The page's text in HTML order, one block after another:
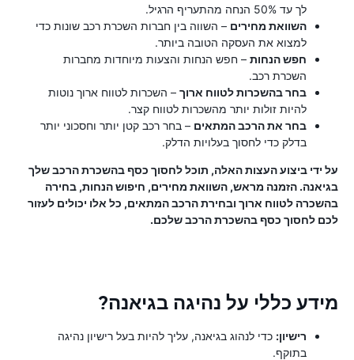
לך עד 50% הנחה מהתעריף הרגיל.
השוואת מחירים – השווה בין חברות השכרת רכב שונות כדי
למצוא את העסקה הטובה ביותר.
חפש הנחות – חפש הנחות והצעות מיוחדות מחברות
השכרת רכב.
בחר בהשכרות לטווח ארוך – השכרות לטווח ארוך נוטות
להיות זולות יותר מהשכרות לטווח קצר.
בחר את הרכב המתאים – בחר רכב קטן יותר וחסכוני יותר
בדלק כדי לחסוך בעלויות הדלק.
על ידי ביצוע העצות האלה, תוכל לחסוך כסף בהשכרת הרכב שלך
בגיאנה. הזמנה מראש, השוואת מחירים, חיפוש הנחות, בחירה
בהשכרה לטווח ארוך ובחירת הרכב המתאים, כל אלו יכולים לעזור
לכם לחסוך כסף בהשכרת הרכב שלכם.
מידע כללי על נהיגה בגיאנה?
רישיון: כדי לנהוג בגיאנה, עליך להיות בעל רישיון נהיגה
בתוקף.